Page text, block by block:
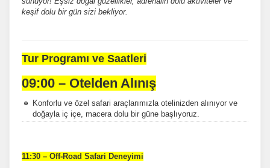
keşif dolu bir gün sizi bekliyor.
Tur Programı ve Saatleri
09:00 – Otelden Alınış
Konforlu ve özel safari araçlarımızla otelinizden alınıyor ve
doğayla iç içe, macera dolu bir güne başlıyoruz.
11:30 – Off-Road Safari Deneyimi